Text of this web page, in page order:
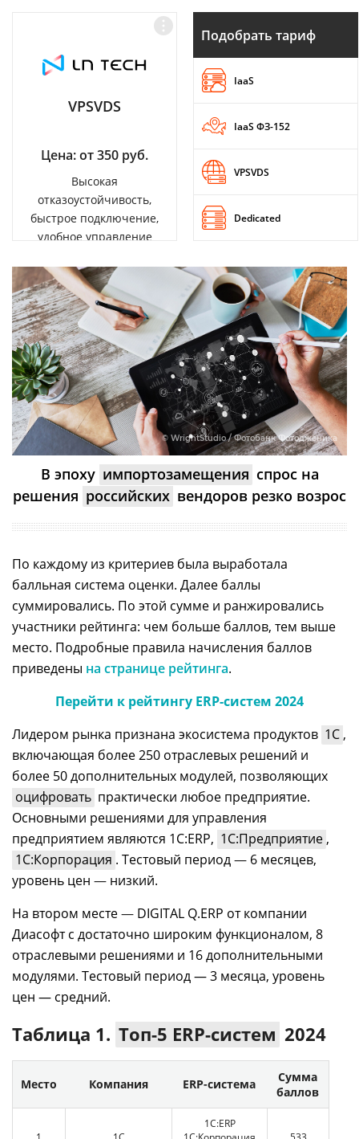
VPSVDS
Цена: от 350 руб.
Высокая
отказоустойчивость,
быстрое подключение,
удобное управление
Подобрать тариф
IaaS
IaaS ФЗ-152
VPSVDS
Dedicated
© WrightStudio / Фотобанк Фотодженика
В эпоху импортозамещения спрос на
решения российских вендоров резко возроc
По каждому из критериев была выработала
балльная система оценки. Далее баллы
суммировались. По этой сумме и ранжировались
участники рейтинга: чем больше баллов, тем выше
место. Подробные правила начисления баллов
приведены на странице рейтинга.
Перейти к рейтингу ERP-систем 2024
Лидером рынка признана экосистема продуктов 1С ,
включающая более 250 отраслевых решений и
более 50 дополнительных модулей, позволяющих
оцифровать практически любое предприятие.
Основными решениями для управления
предприятием являются 1С:ERP, 1С:Предприятие ,
1С:Корпорация . Тестовый период— 6 месяцев,
уровень цен — низкий.
На втором месте— DIGITAL Q.ERP от компании
Диасофт с достаточно широким функционалом, 8
отраслевыми решениями и 16 дополнительными
модулями. Тестовый период — 3 месяца, уровень
цен — средний.
Таблица 1. Топ-5 ERP-систем 2024
Место Компания ERP-система
Сумма
баллов
1С:ERP